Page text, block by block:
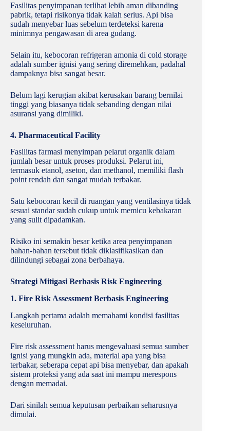
Fasilitas penyimpanan terlihat lebih aman dibanding
pabrik, tetapi risikonya tidak kalah serius. Api bisa
sudah menyebar luas sebelum terdeteksi karena
minimnya pengawasan di area gudang.
Selain itu, kebocoran refrigeran amonia di cold storage
adalah sumber ignisi yang sering diremehkan, padahal
dampaknya bisa sangat besar.
Belum lagi kerugian akibat kerusakan barang bernilai
tinggi yang biasanya tidak sebanding dengan nilai
asuransi yang dimiliki.
4. Pharmaceutical Facility
Fasilitas farmasi menyimpan pelarut organik dalam
jumlah besar untuk proses produksi. Pelarut ini,
termasuk etanol, aseton, dan methanol, memiliki flash
point rendah dan sangat mudah terbakar.
Satu kebocoran kecil di ruangan yang ventilasinya tidak
sesuai standar sudah cukup untuk memicu kebakaran
yang sulit dipadamkan.
Risiko ini semakin besar ketika area penyimpanan
bahan-bahan tersebut tidak diklasifikasikan dan
dilindungi sebagai zona berbahaya.
Strategi Mitigasi Berbasis Risk Engineering
1. Fire Risk Assessment Berbasis Engineering
Langkah pertama adalah memahami kondisi fasilitas
keseluruhan.
Fire risk assessment harus mengevaluasi semua sumber
ignisi yang mungkin ada, material apa yang bisa
terbakar, seberapa cepat api bisa menyebar, dan apakah
sistem proteksi yang ada saat ini mampu merespons
dengan memadai.
Dari sinilah semua keputusan perbaikan seharusnya
dimulai.